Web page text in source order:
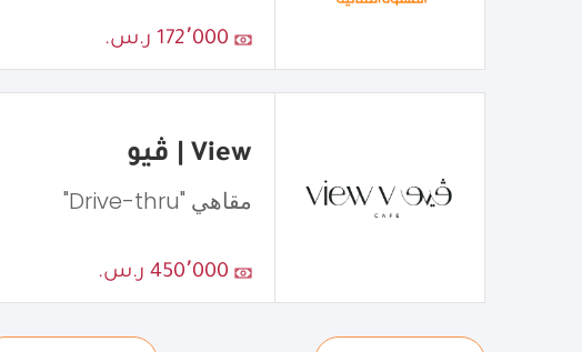
172٬000 ر.س.
View | ڤيو
مقاهي "Drive-thru"
450٬000 ر.س.